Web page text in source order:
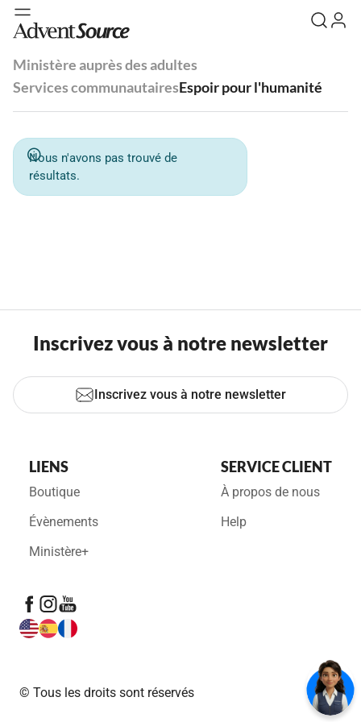
Ministère auprès des adultes
Services communautairesEspoir pour l'humanité
Nous n'avons pas trouvé de
résultats.
Inscrivez vous à notre newsletter
Inscrivez vous à notre newsletter
LIENS
Boutique
Évènements
Ministère+
SERVICE CLIENT
À propos de nous
Help
© Tous les droits sont réservés